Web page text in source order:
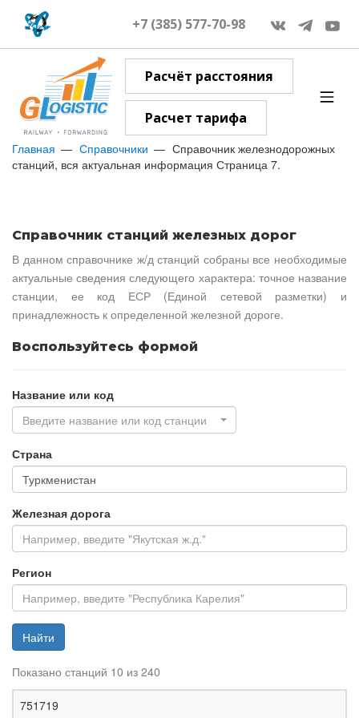
+7 (385) 577-70-98
Расчёт расстояния
Расчет тарифа
Главная Справочники
Справочник железнодорожных
станций, вся актуальная информация Страница 7.
Справочник станций железных дорог
В данном справочнике ж/д станций собраны все необходимые
актуальные сведения следующего характера: точное название
станции, ее код ЕСР (Единой сетевой разметки) и
принадлежность к определенной железной дороге.
Воспользуйтесь формой
Название или код
Введите название или код станции
Страна
Железная дорога
Регион
Найти
Показано станций 10 из 240
751719